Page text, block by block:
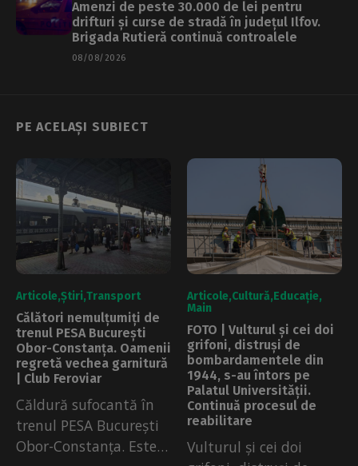
Amenzi de peste 30.000 de lei pentru
drifturi și curse de stradă în județul Ilfov.
Brigada Rutieră continuă controalele
08/08/2026
PE ACELAȘI SUBIECT
Articole Știri Transport
Călători nemulțumiți de
trenul PESA București
Obor-Constanța. Oamenii
regretă vechea garnitură
| Club Feroviar
Căldură sufocantă în
trenul PESA București
Obor-Constanța. Este
Articole Cultură Educație
Main
FOTO | Vulturul și cei doi
grifoni, distruși de
bombardamentele din
1944, s-au întors pe
Palatul Universității.
Continuă procesul de
reabilitare
Vulturul și cei doi